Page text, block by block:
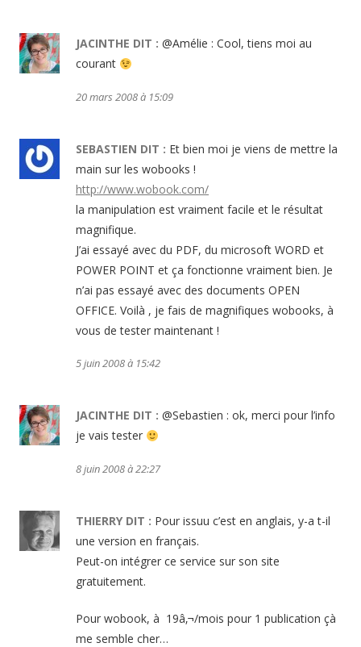
JACINTHE DIT : @Amélie : Cool, tiens moi au
courant
20 mars 2008 à 15:09
SEBASTIEN DIT : Et bien moi je viens de mettre la
main sur les wobooks !
http://www.wobook.com/
la manipulation est vraiment facile et le résultat
magnifique.
J’ai essayé avec du PDF, du microsoft WORD et
POWER POINT et ça fonctionne vraiment bien. Je
n’ai pas essayé avec des documents OPEN
OFFICE. Voilà , je fais de magnifiques wobooks, à
vous de tester maintenant !
5 juin 2008 à 15:42
JACINTHE DIT : @Sebastien : ok, merci pour l’info
je vais tester
8 juin 2008 à 22:27
THIERRY DIT : Pour issuu c’est en anglais, y-a t-il
une version en français.
Peut-on intégrer ce service sur son site
gratuitement.
Pour wobook, à 19â‚¬/mois pour 1 publication çà
me semble cher…